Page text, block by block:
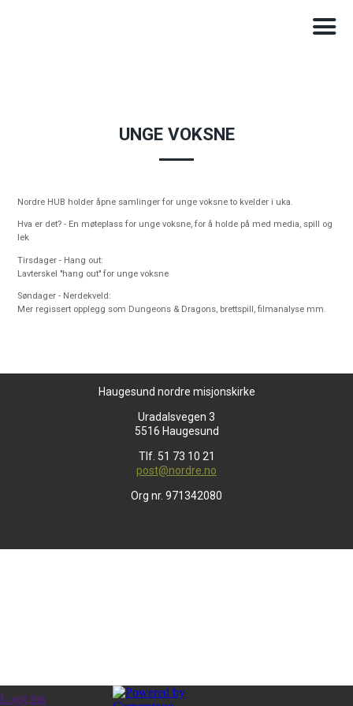
UNGE VOKSNE
Nordre HUB holder åpne samlinger for unge voksne to kvelder i uka.
Hva er det? - En møteplass for unge voksne, for å holde på med media, spill og
lek
Tirsdager - Hang out:
Lavterskel "hang out" for unge voksne
Søndager - Nerdekveld:
Mer regissert opplegg som Dungeons & Dragons, brettspill, filmanalyse mm.
Haugesund nordre misjonskirke
Uradalsvegen 3
5516 Haugesund
Tlf. 51 73 10 21
post@nordre.no
Org nr. 971342080
Logg inn